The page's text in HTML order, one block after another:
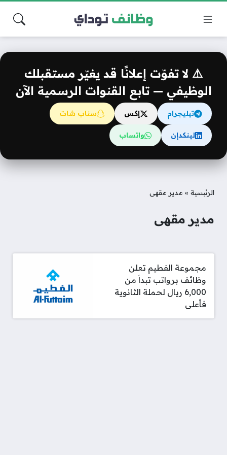
⚠️ لا تفوّت إعلانًا قد يغيّر مستقبلك
الوظيفي — تابع القنوات الرسمية الآن
تيليجرام إكس سناب شات
لينكدإن واتساب
الرئيسية » مدير مقهى
مدير مقهى
مجموعة الفطيم تعلن
وظائف برواتب تبدأ من
6,000 ريال لحملة الثانوية
فأعلى